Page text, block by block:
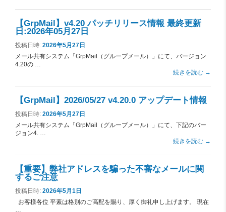
【GrpMail】v4.20 パッチリリース情報 最終更新
日:2026年05月27日
投稿日時: 2026年5月27日
メール共有システム「GrpMail（グループメール）」にて、バージョン
4.20の …
続きを読む →
【GrpMail】2026/05/27 v4.20.0 アップデート情報
投稿日時: 2026年5月27日
メール共有システム「GrpMail（グループメール）」にて、下記のバー
ジョン4. …
続きを読む →
【重要】弊社アドレスを騙った不審なメールに関
するご注意
投稿日時: 2026年5月1日
お客様各位 平素は格別のご高配を賜り、厚く御礼申し上げます。 現在